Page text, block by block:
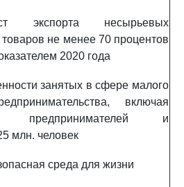
экспорта несырьевых
товаров не менее 70 процентов
2020 года
занятых в сфере малого
включая
предпринимателей и
млн. человек
среда для жизни